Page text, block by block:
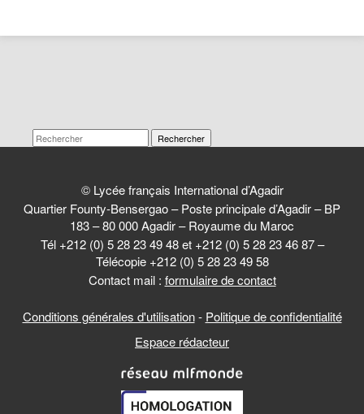
Rechercher
© Lycée français International d’Agadir
Quartier Founty-Bensergao – Poste principale d’Agadir – BP
183 – 80 000 Agadir – Royaume du Maroc
Tél +212 (0) 5 28 23 49 48 et +212 (0) 5 28 23 46 87 –
Télécopie +212 (0) 5 28 23 49 58
Contact mail : formulaire de contact
Conditions générales d'utilisation- Politique de confidentialité
Espace rédacteur